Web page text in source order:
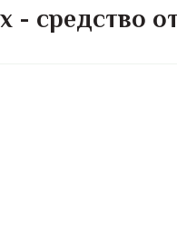
- средство